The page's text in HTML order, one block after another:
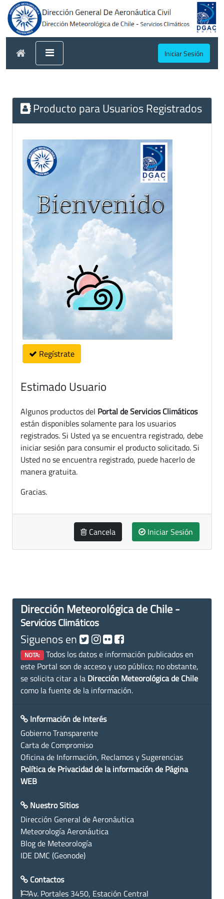
Iniciar Sesión
Producto para Usuarios Registrados
Regístrate
Estimado Usuario
Algunos productos del Portal de Servicios Climáticos
están disponibles solamente para los usuarios
registrados. Si Usted ya se encuentra registrado, debe
iniciar sesión para consumir el producto solicitado. Si
Usted no se encuentra registrado, puede hacerlo de
manera gratuita.
Gracias.
Cancela Iniciar Sesión
Dirección Meteorológica de Chile -
Servicios Climáticos
Siguenos en
NOTA: Todos los datos e información publicados en
este Portal son de acceso y uso público; no obstante,
se solicita citar a la Dirección Meteorológica de Chile
como la fuente de la información.
Información de Interés
Gobierno Transparente
Carta de Compromiso
Oficina de Información, Reclamos y Sugerencias
Política de Privacidad de la información de Página
WEB
Nuestro Sitios
Dirección General de Aeronáutica
Meteorología Aeronáutica
Blog de Meteorología
IDE DMC (Geonode)
Contactos
Av. Portales 3450, Estación Central